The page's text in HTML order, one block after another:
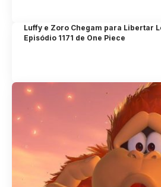
Luffy e Zoro Chegam para Libertar
Episódio 1171 de One Piece